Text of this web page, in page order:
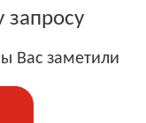
запросу
Вас заметили